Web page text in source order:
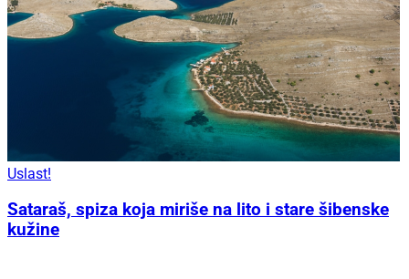
Uslast!
Sataraš, spiza koja miriše na lito i stare šibenske
kužine